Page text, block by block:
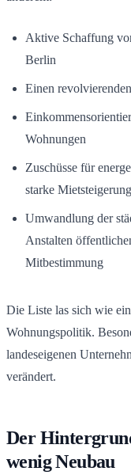
Aktive Schaffung
Berlin
Einen
Wohnungen
Zuschüsse für
starke
Umwandlung der
Anstalten
Mitbestimmung
Die Liste las sich wie
Wohnungspolitik.
landeseigenen
verändert.
Der
wenig Neubau